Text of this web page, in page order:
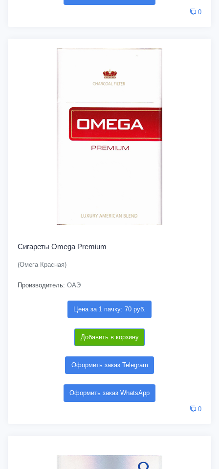
0
Сигареты Omega Premium
(Омега Красная)
Производитель: ОАЭ
Цена за 1 пачку: 70 руб.
Добавить в корзину
Оформить заказ Telegram
Оформить заказ WhatsApp
0